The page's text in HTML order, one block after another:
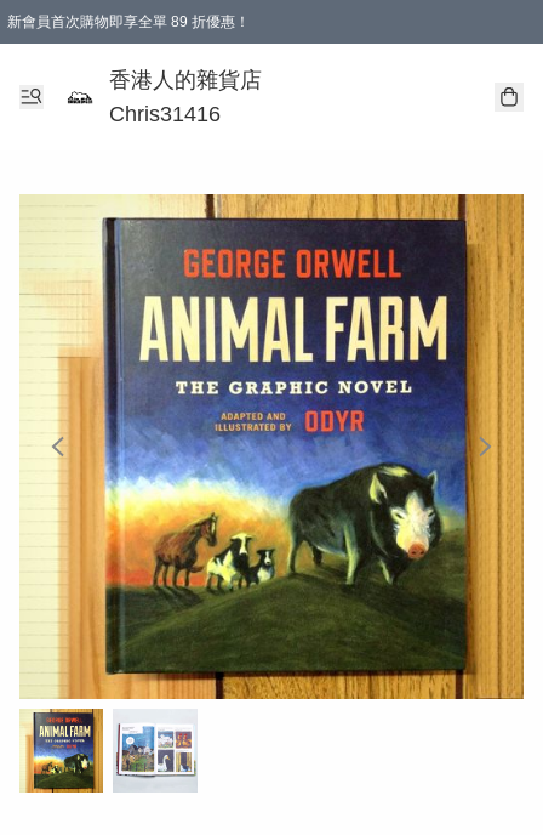
新會員首次購物即享全單 89 折優惠！
購物滿 HKD 499.00即享免運費優惠！（適用於 本地送貨、本地取貨 )
【滿 $300 專屬驚喜：無聲信物（最後一批）】
香港人的雜貨店
Chris31416